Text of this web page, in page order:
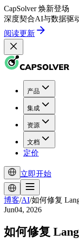
CapSolver 焕新登场
深度契合AI与数据驱
阅读更新
产品
集成
资源
文档
定价
立即开始
博客/AI/如何修复
Jun04, 2026
如何修复